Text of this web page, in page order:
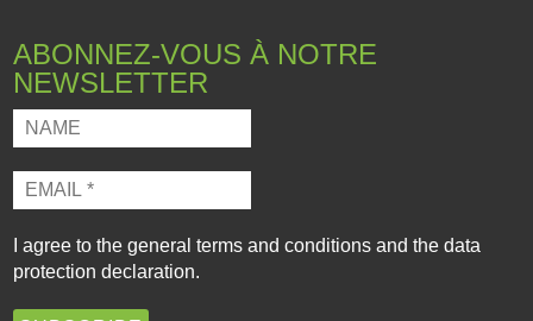
ABONNEZ-VOUS À NOTRE
NEWSLETTER
I agree to thegeneral terms and conditions and thedata
protection declaration.